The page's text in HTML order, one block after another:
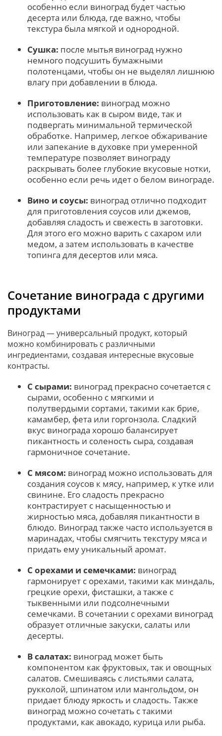
особенно если виноград будет частью
десерта или блюда, где важно, чтобы
текстура была мягкой и однородной.
Сушка: после мытья виноград нужно
немного подсушить бумажными
полотенцами, чтобы он не выделял лишнюю
влагу при добавлении в блюда.
Приготовление: виноград можно
использовать как в сыром виде, так и
подвергать минимальной термической
обработке. Например, легкое обжаривание
или запекание в духовке при умеренной
температуре позволяет винограду
раскрывать более глубокие вкусовые нотки,
особенно если речь идет о белом винограде.
Вино и соусы: виноград отлично подходит
для приготовления соусов или джемов,
добавляя сладость и свежесть в заготовки.
Для этого его можно варить с сахаром или
медом, а затем использовать в качестве
топинга для десертов или мяса.
Сочетание винограда с другими
продуктами
Виноград — универсальный продукт, который
можно комбинировать с различными
ингредиентами, создавая интересные вкусовые
контрасты.
С сырами: виноград прекрасно сочетается с
сырами, особенно с мягкими и
полутвердыми сортами, такими как брие,
камамбер, фета или горгонзола. Сладкий
вкус винограда хорошо балансирует
пикантность и соленость сыра, создавая
гармоничное сочетание.
С мясом: виноград можно использовать для
создания соусов к мясу, например, к утке или
свинине. Его сладость прекрасно
контрастирует с насыщенностью и
жирностью мяса, добавляя пикантности в
блюдо. Виноград также часто используется в
маринадах, чтобы смягчить текстуру мяса и
придать ему уникальный аромат.
С орехами и семечками: виноград
гармонирует с орехами, такими как миндаль,
грецкие орехи, фисташки, а также с
тыквенными или подсолнечными
семечками. В сочетании с орехами виноград
образует отличные закуски, салаты или
десерты.
В салатах: виноград может быть
компонентом как фруктовых, так и овощных
салатов. Смешиваясь с листьями салата,
рукколой, шпинатом или мангольдом, он
придает блюду яркость и сладость. Также
виноград можно сочетать с такими
продуктами, как авокадо, курица или рыба.